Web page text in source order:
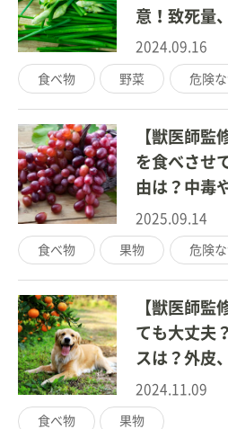
意！致死量
2024.09.16
食べ物 野菜 危険
【獣医師監
を食べさせ
由は？中毒
2025.09.14
食べ物 果物 危険
【獣医師監
ても大丈夫
スは？外皮
2024.11.09
食べ物 果物